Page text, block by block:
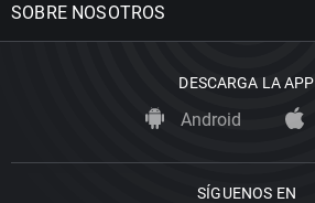
SOBRE NOSOTROS
DESCARGA LA APP
Android
SÍGUENOS EN